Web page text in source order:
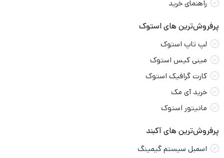
راهنمای خرید
پرفروش‌ترین های استوک
لپ تاپ استوک
مینی کیس استوک
کارت گرافیک استوک
خرید آی مک
مانیتور استوک
پرفروش‌ترین های آکبند
اسمبل سیستم گیمینگ